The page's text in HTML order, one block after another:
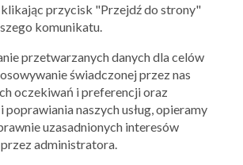
- 05.08.2026
klikając przycisk "Przejdź do strony"
komunikatu.
przetwarzanych danych dla celów
świadczonej przez nas
oczekiwań i preferencji oraz
poprawiania naszych usług, opieramy
uzasadnionych interesów
administratora.